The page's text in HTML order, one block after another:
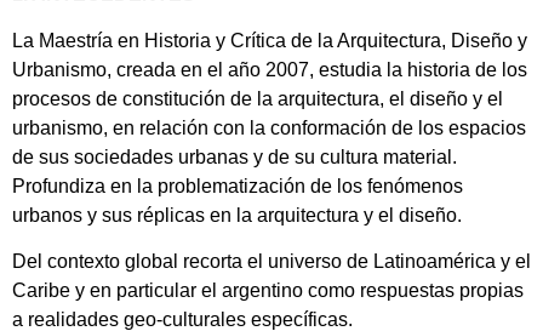
La Maestría en Historia y Crítica de la Arquitectura, Diseño y
Urbanismo, creada en el año 2007, estudia la historia de los
procesos de constitución de la arquitectura, el diseño y el
urbanismo, en relación con la conformación de los espacios
de sus sociedades urbanas y de su cultura material.
Profundiza en la problematización de los fenómenos
urbanos y sus réplicas en la arquitectura y el diseño.
Del contexto global recorta el universo de Latinoamérica y el
Caribe y en particular el argentino como respuestas propias
a realidades geo-culturales específicas.